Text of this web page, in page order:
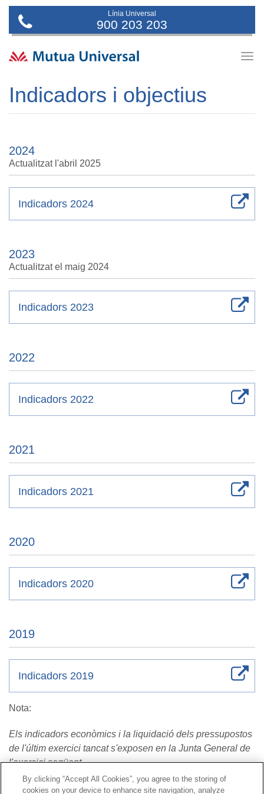
Línia Universal
900 203 203
Indicadors i objectius
2024
Actualitzat l'abril 2025
Indicadors 2024
2023
Actualitzat el maig 2024
Indicadors 2023
2022
Indicadors 2022
2021
Indicadors 2021
2020
Indicadors 2020
2019
Indicadors 2019
Nota:
Els indicadors econòmics i la liquidació dels pressupostos
de l'últim exercici tancat s'exposen en la Junta General de
l'exercici següent
By clicking “Accept All Cookies”, you agree to the storing of
cookies on your device to enhance site navigation, analyze